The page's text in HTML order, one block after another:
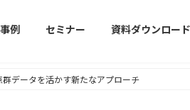
例 セミナー 資料ダウンロード
データを活かす新たなアプローチ